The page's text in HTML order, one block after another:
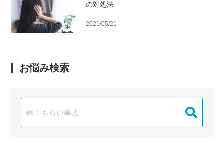
の対処法
2021/05/21
お悩み検索